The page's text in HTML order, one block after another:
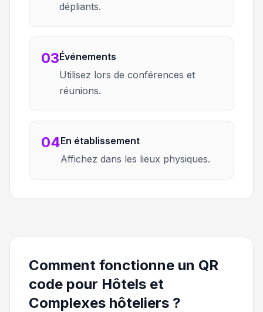
dépliants.
03Événements
Utilisez lors de conférences et
réunions.
04En établissement
Affichez dans les lieux physiques.
Comment fonctionne un QR
code pour Hôtels et
Complexes hôteliers ?